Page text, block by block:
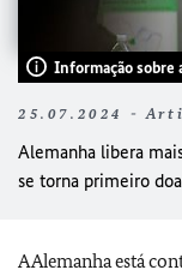
Informação sobre
25.07.2024 -
Alemanha libera
se torna primeiro
A Alemanha está